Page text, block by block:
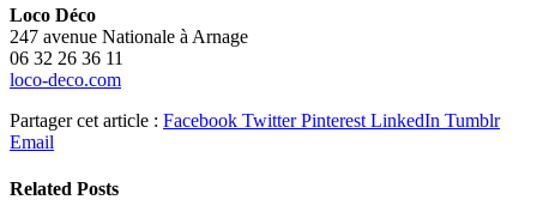
Loco Déco
247 avenue Nationale à Arnage
06 32 26 36 11
loco-deco.com
Partager cet article : Facebook Twitter Pinterest LinkedIn Tumblr
Email
Related Posts